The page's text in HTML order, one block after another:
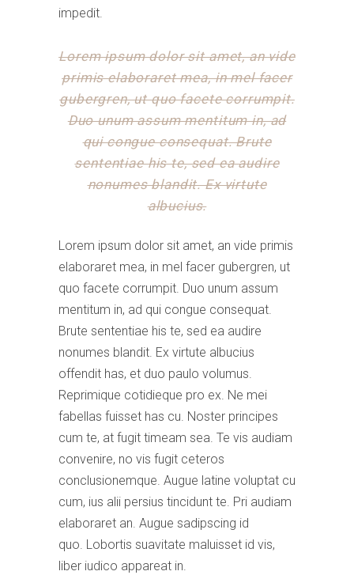
impedit.
Lorem ipsum dolor sit amet, an vide
primis elaboraret mea, in mel facer
gubergren, ut quo facete corrumpit.
Duo unum assum mentitum in, ad
qui congue consequat. Brute
sententiae his te, sed ea audire
nonumes blandit. Ex virtute
albucius.
Lorem ipsum dolor sit amet, an vide primis
elaboraret mea, in mel facer gubergren, ut
quo facete corrumpit. Duo unum assum
mentitum in, ad qui congue consequat.
Brute sententiae his te, sed ea audire
nonumes blandit. Ex virtute albucius
offendit has, et duo paulo volumus.
Reprimique cotidieque pro ex. Ne mei
fabellas fuisset has cu. Noster principes
cum te, at fugit timeam sea. Te vis audiam
convenire, no vis fugit ceteros
conclusionemque. Augue latine voluptat cu
cum, ius alii persius tincidunt te. Pri audiam
elaboraret an. Augue sadipscing id
quo. Lobortis suavitate maluisset id vis,
liber iudico appareat in.